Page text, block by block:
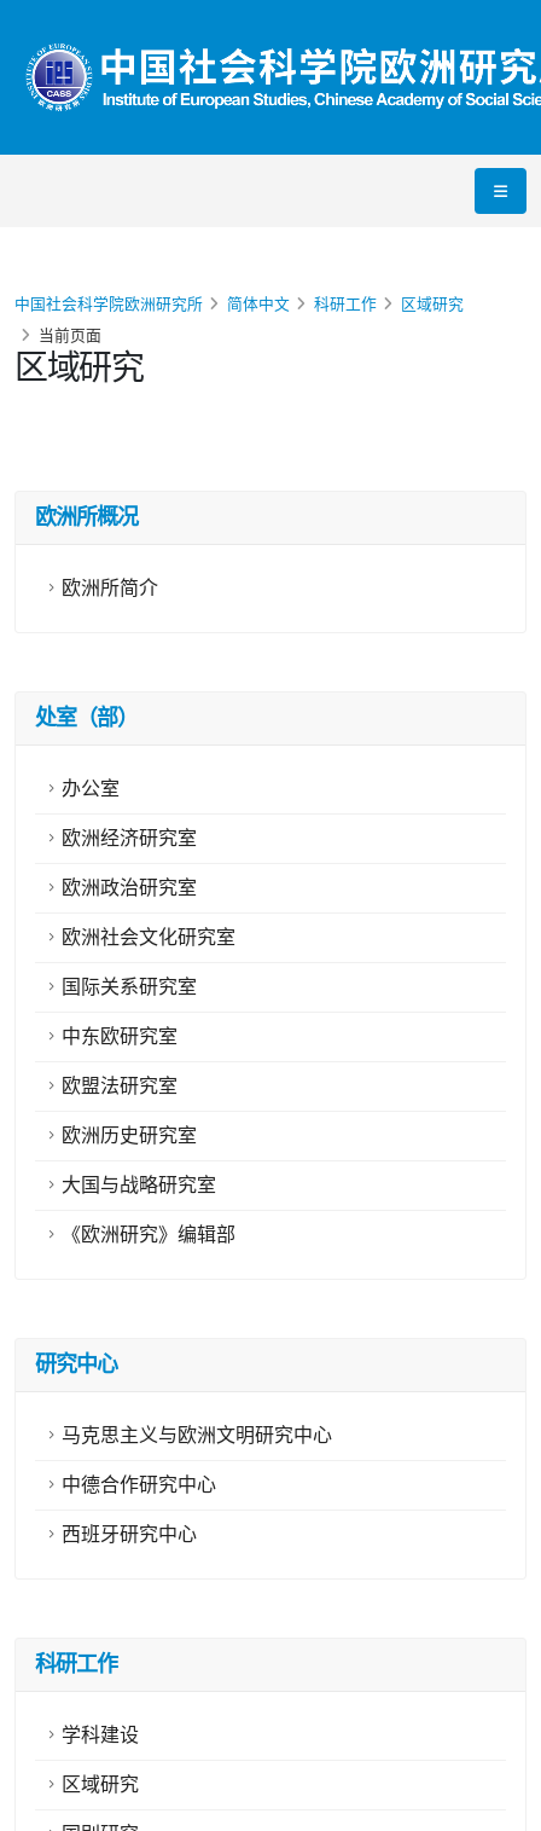
区域研究
中国社会科学院欧洲研究所 简体中文 科研工作
区域研究
当前页面
欧洲所概况
欧洲所简介
处室（部）
办公室
欧洲经济研究室
欧洲政治研究室
欧洲社会文化研究室
国际关系研究室
中东欧研究室
欧盟法研究室
欧洲历史研究室
大国与战略研究室
《欧洲研究》编辑部
研究中心
马克思主义与欧洲文明研究中心
中德合作研究中心
西班牙研究中心
科研工作
学科建设
区域研究